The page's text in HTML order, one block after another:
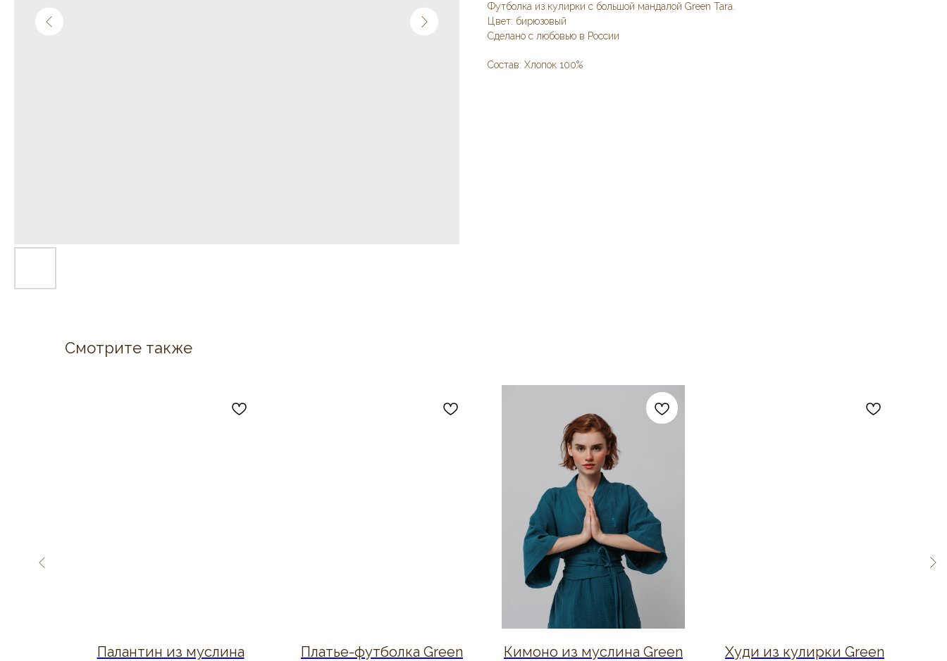
Футболка из кулирки с большой мандалой Green Tara.
Цвет: бирюзовый
Сделано с любовью в России
Состав: Хлопок 100%
Смотрите также
Палантин из муслина Платье-футболка Green Кимоно из муслина Green Худи из кулирки Green